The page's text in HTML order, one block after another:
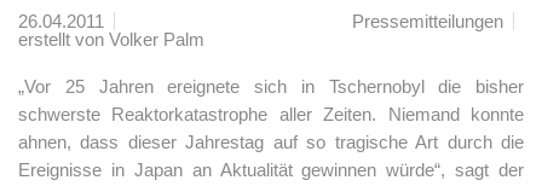
26.04.2011
Pressemitteilungen
erstellt von Volker Palm
„Vor 25 Jahren ereignete sich in Tschernobyl die bisher
schwerste Reaktorkatastrophe aller Zeiten. Niemand konnte
ahnen, dass dieser Jahrestag auf so tragische Art durch die
Ereignisse in Japan an Aktualität gewinnen würde“, sagt der